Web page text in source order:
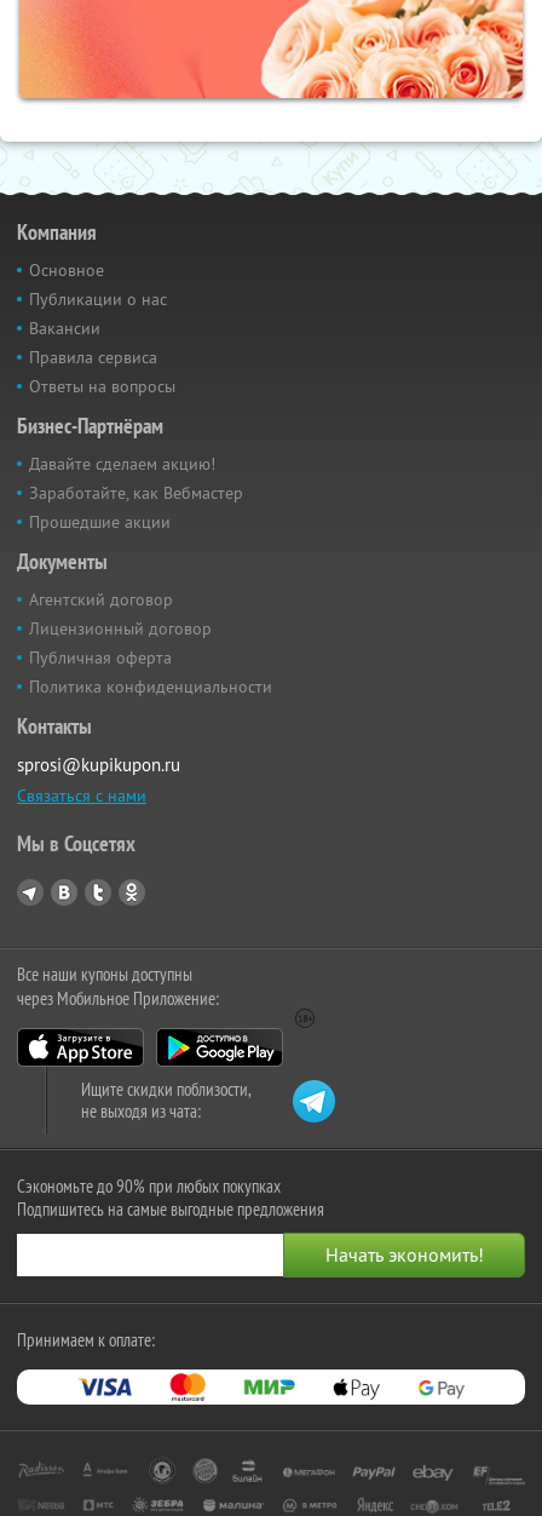
Компания
Основное
Публикации о нас
Вакансии
Правила сервиса
Ответы на вопросы
Бизнес-Партнёрам
Давайте сделаем акцию!
Заработайте, как Вебмастер
Прошедшие акции
Документы
Агентский договор
Лицензионный договор
Публичная оферта
Политика конфиденциальности
Контакты
sprosi@kupikupon.ru
Связаться с нами
Мы в Соцсетях
Все наши купоны доступны
через Мобильное Приложение:
Ищите скидки поблизости,
не выходя из чата:
Сэкономьте до 90% при любых покупках
Подпишитесь на самые выгодные предложения
Принимаем к оплате: